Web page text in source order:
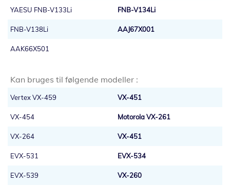
YAESU FNB-V133Li FNB-V134Li
FNB-V138Li AAJ67X001
AAK66X501
Kan bruges til følgende modeller :
Vertex VX-459 VX-451
VX-454 Motorola VX-261
VX-264 VX-451
EVX-531 EVX-534
EVX-539 VX-260